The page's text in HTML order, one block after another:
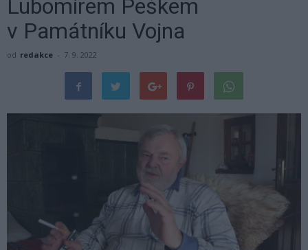
Lubomírem Peškem
v Památníku Vojna
od redakce - 7. 9. 2022